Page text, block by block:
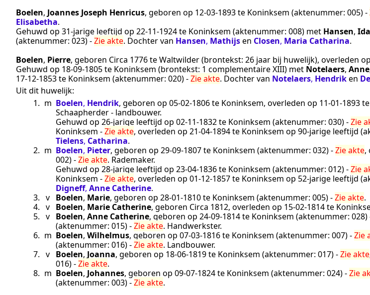
Boelen, Joannes Joseph Henricus, geboren op 12‑03‑1893te Koninksem (aktenummer: 005) -
Elisabetha.
Gehuwd op 31-jarige leeftijd op 22‑11‑1924te Koninksem (aktenummer: 008) met Hansen,
(aktenummer: 023) -Zie akte. Dochter van Hansen, Mathijsen Closen, Maria Catharina.
Boelen, Pierre, geboren Circa 1776teWaltwilder(brontekst: 26 jaar bij huwelijk), overleden op
Gehuwd op 18‑09‑1805te Koninksem (brontekst: 1 complementaire XIII) met Notelaers, Anne
17‑12‑1853te Koninksem (aktenummer: 020) -Zie akte. Dochter van Notelaers, Hendriken
Uit dit huwelijk:
1. m Boelen, Hendrik, geboren op 05‑02‑1806te Koninksem, overleden op 11‑01‑1893te
Schaapherder - landbouwer.
Gehuwd op 26-jarige leeftijd op 02‑11‑1832te Koninksem (aktenummer: 030) -Zie
Koninksem -Zie akte, overleden op 21‑04‑1894te Koninksem op 90-jarige leeftijd
Tielens, Catharina.
2. m Boelen, Pieter, geboren op 29‑09‑1807te Koninksem (aktenummer: 032) -Zie akte,
002) -Zie akte. Rademaker.
Gehuwd op 28-jarige leeftijd op 23‑04‑1836te Koninksem (aktenummer: 012) -Zie
Koninksem -Zie akte, overleden op 01‑12‑1857te Koninksem op 52-jarige leeftijd
Digneff, Anne Catherine.
3. v Boelen, Marie, geboren op 28‑01‑1810te Koninksem (aktenummer: 005) -Zie akte.
4. v Boelen, Marie Catherine, geboren Circa 1812, overleden op 15‑02‑1814te
5. v Boelen, Anne Catherine, geboren op 24‑09‑1814te Koninksem (aktenummer: 028)
(aktenummer: 015) -Zie akte. Handwerkster.
6. m Boelen, Wilhelmus, geboren op 07‑03‑1816te Koninksem (aktenummer: 007) -Zie
(aktenummer: 016) -Zie akte. Landbouwer.
7. v Boelen, Joanna, geboren op 18‑06‑1819te Koninksem (aktenummer: 017) -Zie akte
016) -Zie akte.
8. m Boelen,Johannes, geboren op 09‑07‑1824te Koninksem (aktenummer: 024) -Zie
(aktenummer: 003) -Zie akte.